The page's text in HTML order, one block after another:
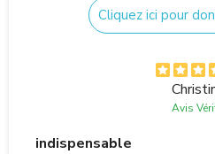
Cliquez ici pour
Avis
indispensable